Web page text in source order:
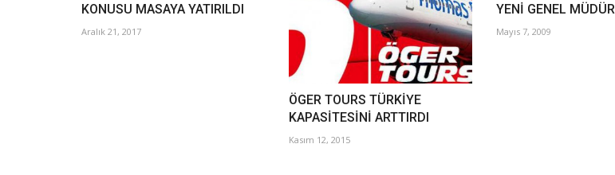
KONUSU MASAYA YATIRILDI
Aralık 21, 2017
ÖGER TOURS TÜRKİYE
KAPASİTESİNİ ARTTIRDI
Kasım 12, 2015
YENİ GENEL MÜDÜR
Mayıs 7, 2009